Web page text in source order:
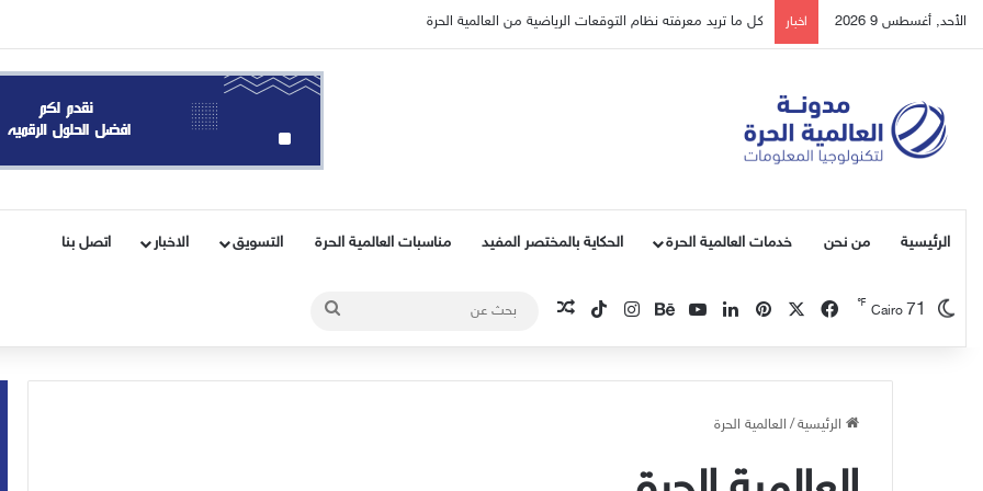
الأحد, أغسطس 9 2026 اخبار كل ما تريد معرفته نظام التوقعات الرياضية من العالمية الحرة
الرئيسية من نحن خدمات العالمية الحرة الحكاية بالمختصر المفيد مناسبات العالمية الحرة التسويق الاخبار اتصل بنا
Cairo 71
℉ فيسبوك بينتيريست
لينكدإن ‫YouTubeبيهانسانستقرام‫TikTok مقال عشوائي
عن
الرئيسية / العالمية الحرة